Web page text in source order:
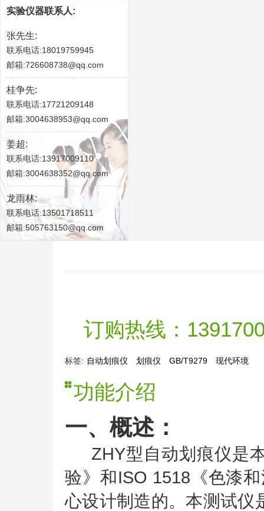
实验仪器联系人:
张先生:
联系电话:18019759945
邮箱:726608738@qq.com
桂争先:
联系电话:17721209148
邮箱:3004638953@qq.com
姜超:
联系电话:13917009110
邮箱:3004638352@qq.com
龙雨林:
联系电话:13501718511
邮箱:505763150@qq.com
订购热线：
标签: 自动划痕仪 划痕仪 GB/T9279 现代环境
功能介绍
一、概述：
ZHY型自动划痕仪是
验》和ISO 1518《色漆
心设计制造的。本测试仪